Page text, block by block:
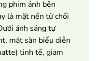
phim ảnh bên
là mặt nền từ chối
ánh sáng tự
mặt sàn biểu diễn
tinh tế, giam